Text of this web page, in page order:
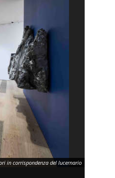
in corrispondenza del lucernario